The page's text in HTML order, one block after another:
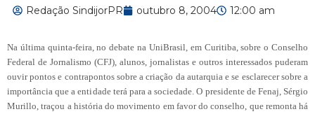
Redação SindijorPR outubro 8, 2004 12:00 am
Na última quinta-feira, no debate na UniBrasil , em Curitiba, sobre o Conselho
Federal de Jornalismo (CFJ), alunos, jornalistas e outros interessados puderam
ouvir pontos e contrapontos sobre a criação da autarquia e se esclarecer sobre a
importância que a entidade terá para a sociedade. O presidente de Fenaj, Sérgio
Murillo, traçou a história do movimento em favor do conselho, que remonta há